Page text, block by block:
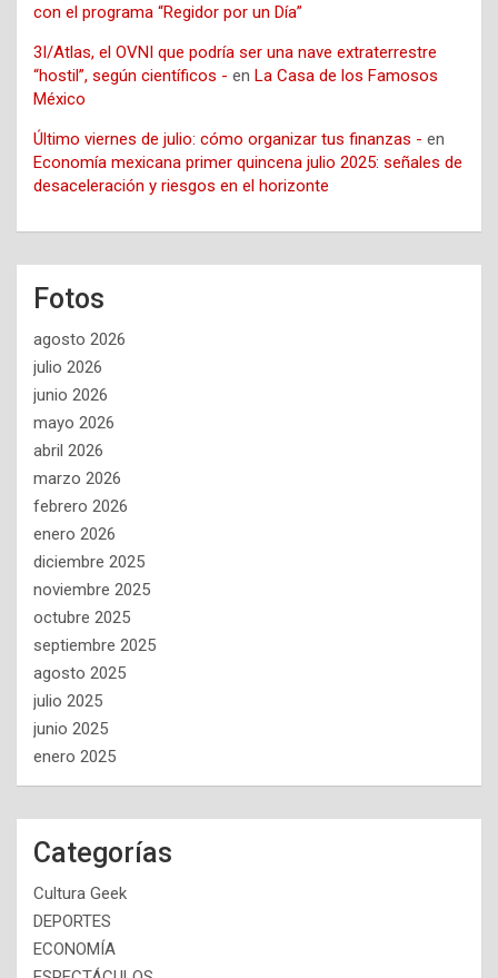
con el programa “Regidor por un Día”
3I/Atlas, el OVNI que podría ser una nave extraterrestre
“hostil”, según científicos - en La Casa de los Famosos
México
Último viernes de julio: cómo organizar tus finanzas - en
Economía mexicana primer quincena julio 2025: señales de
desaceleración y riesgos en el horizonte
Fotos
agosto 2026
julio 2026
junio 2026
mayo 2026
abril 2026
marzo 2026
febrero 2026
enero 2026
diciembre 2025
noviembre 2025
octubre 2025
septiembre 2025
agosto 2025
julio 2025
junio 2025
enero 2025
Categorías
Cultura Geek
DEPORTES
ECONOMÍA